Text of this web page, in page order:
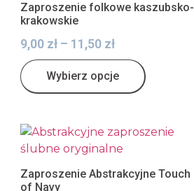
Zaproszenie folkowe kaszubsko-
krakowskie
9,00 zł – 11,50 zł
Wybierz opcje
Zaproszenie Abstrakcyjne Touch
of Navy